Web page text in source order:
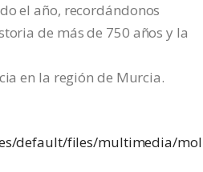
el año, recordándonos
de más de 750 años y la
en la región de Murcia.
default/files/multimedia/